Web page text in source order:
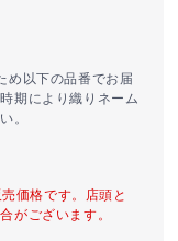
め以下の品番でお届
期により織りネーム
。
価格です。店頭と
がございます。